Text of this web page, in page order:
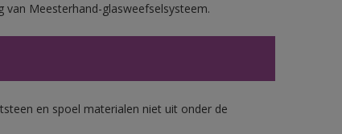
Meesterhand-glasweefselsysteem.
en spoel materialen niet uit onder de